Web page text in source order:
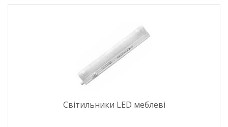
Світильники LED меблеві